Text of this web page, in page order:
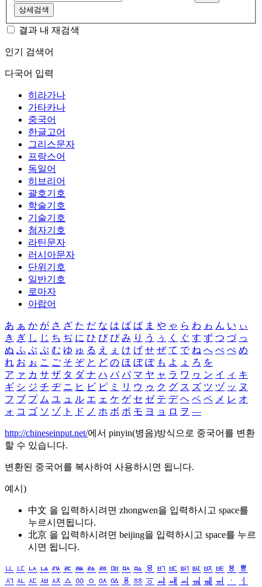
상세검색
결과 내 재검색
인기 검색어
다국어 입력
히라가나
가타카나
중국어
한글고어
그리스문자
프랑스어
독일어
히브리어
괄호기호
학술기호
기술기호
첨자기호
라틴문자
러시아문자
단위기호
일반기호
로마자
아랍어
あ ぁ か が さ ざ た だ な は ば ぱ ま や ゃ ら わ ゎ ん い ぃ
き ぎ し じ ち ぢ に ひ び ぴ み り う ぅ く ぐ す ず つ づ っ
ぬ ふ ぶ ぷ む ゆ ゅ る え ぇ け げ せ ぜ て で ね へ べ ぺ め
れ お ぉ こ ご そ ぞ と ど の ほ ぼ ぽ も よ ょ ろ を
ア ァ カ サ ザ タ ダ ナ ハ バ パ マ ヤ ャ ラ ワ ヮ ン イ ィ キ
ギ シ ジ チ ヂ ニ ヒ ビ ピ ミ リ ウ ゥ ク グ ス ズ ツ ヅ ッ ヌ
フ ブ プ ム ユ ュ ル エ ェ ケ ゲ セ ゼ テ デ ヘ ベ ペ メ レ オ
ォ コ ゴ ソ ゾ ト ド ノ ホ ボ ポ モ ヨ ョ ロ ヲ ―
http://chineseinput.net/에서 pinyin(병음)방식으로 중국어를 변환
할 수 있습니다.
변환된 중국어를 복사하여 사용하시면 됩니다.
예시)
中文 을 입력하시려면 zhongwen을 입력하시고 space를
누르시면됩니다.
北京 을 입력하시려면 beijing을 입력하시고 space를 누르
시면 됩니다.
ㅥ ㅦ ㅧ ㅨ ㅩ ㅪ ㅫ ㅬ ㅭ ㅮ ㅯ ㅰ ㅱ ㅲ ㅳ ㅴ ㅵ ㅶ ㅷ ㅸ
ㅹ
ㅺ ㅻ ㅼ ㅽ ㅾ ㅿ ㆀ ㆁ ㆂ ㆃ ㆄ ㆅ ㆆ ㆇ ㆈ ㆉ ㆊ ㆋ ㆌ ㆍ
ㆎ